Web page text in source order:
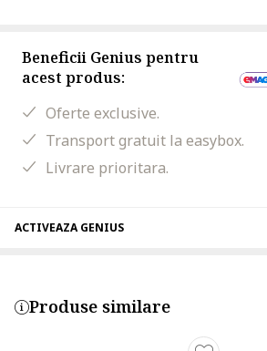
Beneficii Genius pentru
acest produs:
Oferte exclusive.
Transport gratuit la easybox.
Livrare prioritara.
ACTIVEAZA GENIUS
Produse similare